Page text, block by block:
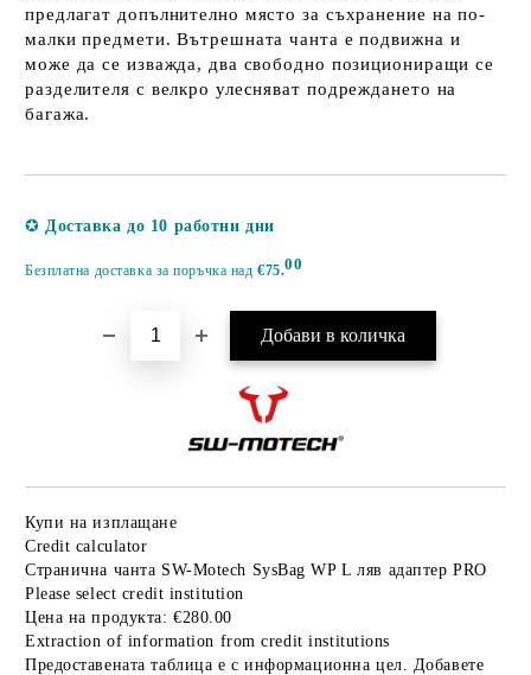
предлагат допълнително място за съхранение на по-
малки предмети. Вътрешната чанта е подвижна и
може да се изважда, два свободно позициониращи се
разделителя с велкро улесняват подреждането на
багажа.
✪ Доставка до 10 работни дни
Безплатна доставка за поръчка над€75.00
Купи на изплащане
Credit calculator
Странична чанта SW-Motech SysBag WP L ляв адаптер PRO
Please select credit institution
Цена на продукта: €280.00
Extraction of information from credit institutions
Предоставената таблица е с информационна цел. Добавете